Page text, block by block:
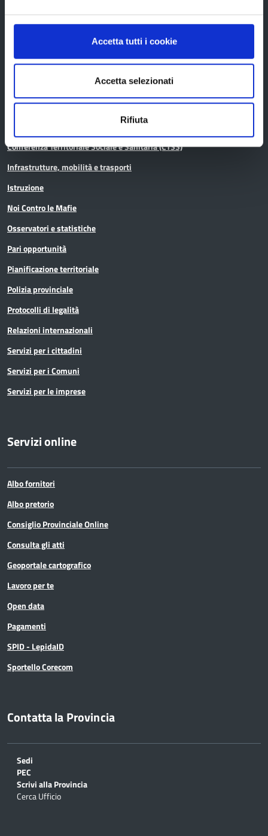
Accetta tutti i cookie
Accetta selezionati
Rifiuta
In scadenza
Aree tematiche
Archivio
Conferenza Territoriale Sociale e Sanitaria (CTSS)
Infrastrutture, mobilità e trasporti
Istruzione
Noi Contro le Mafie
Osservatori e statistiche
Pari opportunità
Pianificazione territoriale
Polizia provinciale
Protocolli di legalità
Relazioni internazionali
Servizi per i cittadini
Servizi per i Comuni
Servizi per le imprese
Servizi online
Albo fornitori
Albo pretorio
Consiglio Provinciale Online
Consulta gli atti
Geoportale cartografico
Lavoro per te
Open data
Pagamenti
SPID - LepidaID
Sportello Corecom
Contatta la Provincia
Sedi
PEC
Scrivi alla Provincia
Cerca Ufficio